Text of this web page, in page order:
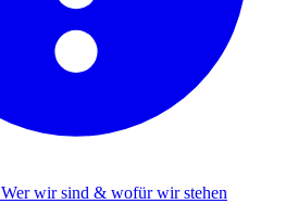
Wer wir sind & wofür wir stehen